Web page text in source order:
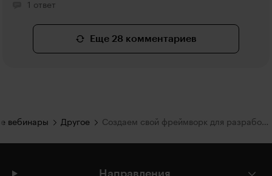
1 ответ
Еще 28 комментариев
вебинары Другое Создаем свой фреймворк для разработки приложений
Направления